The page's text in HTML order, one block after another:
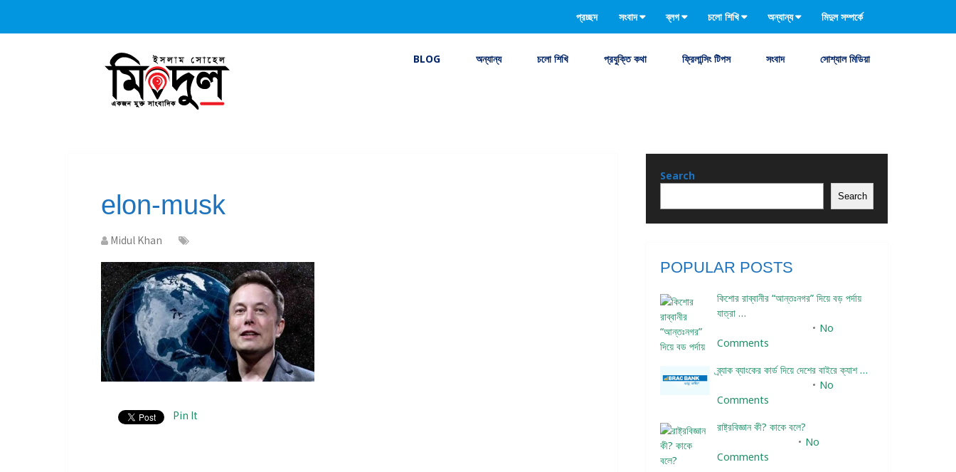
প্রচ্ছদ সংবাদ ব্লগ চলো শিখি অন্যান্য মিদুল সম্পর্কে
BLOG অন্যান্য চলো শিখি প্রযুক্তি কথা ফ্রিলান্সিং টিপস সংবাদ সোশ্যাল মিডিয়া
elon-musk
Midul Khan
Pin It
Search
Search
POPULAR POSTS
কিশোর রাব্বানীর “আন্তঃনগর” দিয়ে বড় পর্দায়
যাত্রা …
No
Comments
ব্র্যাক ব্যাংকের কার্ড দিয়ে দেশের বাইরে ক্যাশ …
No
Comments
রাষ্ট্রবিজ্ঞান কী? কাকে বলে?
No
Comments